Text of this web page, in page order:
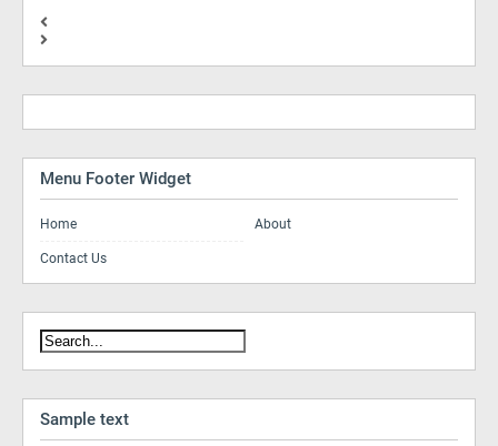
Menu Footer Widget
Home About
Contact Us
Sample text